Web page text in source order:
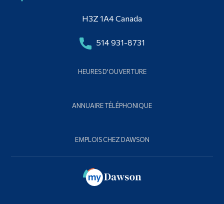
H3Z 1A4 Canada
514 931-8731
HEURES D'OUVERTURE
ANNUAIRE TÉLÉPHONIQUE
EMPLOIS CHEZ DAWSON